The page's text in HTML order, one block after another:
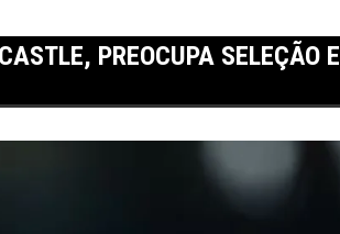
PREOCUPA SELEÇÃO E